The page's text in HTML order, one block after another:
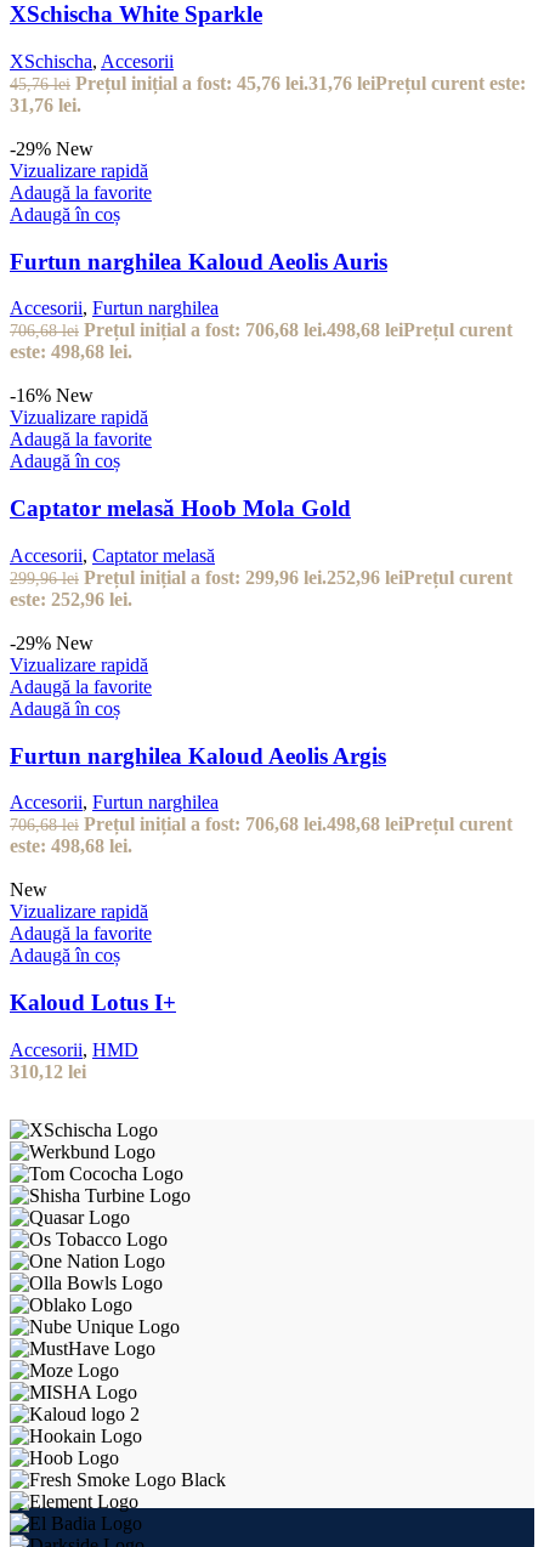
XSchischa White Sparkle
XSchischa, Accesorii
45,76lei Prețul inițial a fost: 45,76 lei.31,76 leiPrețul curent este:
31,76 lei.
-29% New
Vizualizare rapidă
Adaugă la favorite
Adaugă în coș
Furtun narghilea Kaloud Aeolis Auris
Accesorii, Furtun narghilea
706,68lei Prețul inițial a fost: 706,68 lei.498,68 leiPrețul curent
este: 498,68 lei.
-16% New
Vizualizare rapidă
Adaugă la favorite
Adaugă în coș
Captator melasă Hoob Mola Gold
Accesorii, Captator melasă
299,96lei Prețul inițial a fost: 299,96 lei.252,96 leiPrețul curent
este: 252,96 lei.
-29% New
Vizualizare rapidă
Adaugă la favorite
Adaugă în coș
Furtun narghilea Kaloud Aeolis Argis
Accesorii, Furtun narghilea
706,68lei Prețul inițial a fost: 706,68 lei.498,68 leiPrețul curent
este: 498,68 lei.
New
Vizualizare rapidă
Adaugă la favorite
Adaugă în coș
Kaloud Lotus I+
Accesorii, HMD
310,12 lei